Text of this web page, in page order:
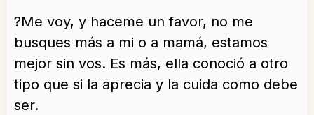
?Me voy, y haceme un favor, no me
busques más a mi o a mamá, estamos
mejor sin vos. Es más, ella conoció a otro
tipo que si la aprecia y la cuida como debe
ser.